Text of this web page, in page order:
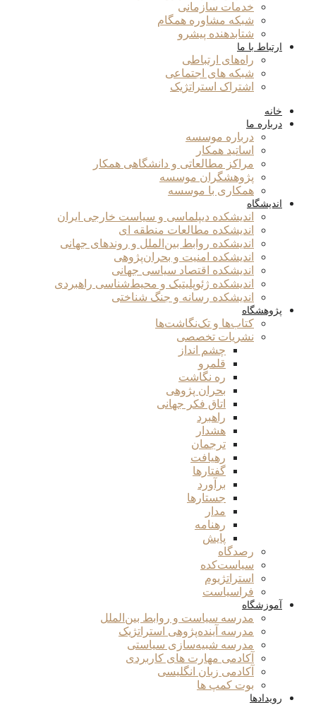
خدمات سازمانی
شبکه مشاوره همگام
شتابدهنده پیشرو
ارتباط با ما
راه‌های ارتباطی
شبکه های اجتماعی
اشتراک استراتژیک
خانه
درباره ما
درباره موسسه
اساتید همکار
مراکز مطالعاتی و دانشگاهی همکار
پژوهشگران موسسه
همکاری با موسسه
اندیشگاه
اندیشکده دیپلماسی و سیاست خارجی ایران
اندیشکده مطالعات منطقه ای
اندیشکده روابط بین‌الملل و روندهای جهانی
اندیشکده امنیت و بحران‌پژوهی
اندیشکده اقتصاد سیاسی جهانی
اندیشکده ژئوپلیتیک و محیط‌شناسی راهبردی
اندیشکده رسانه و جنگ شناختی
پژوهشگاه
کتاب‌ها و تک‌نگاشت‌ها
نشریات تخصصی
چشم انداز
قلمرو
ره نگاشت
بحران پژوهی
اتاق فکر جهانی
راهبرد
هشدار
ترجمان
رهیافت
گفتارها
برآورد
جستارها
مدار
رهنامه
پایش
رصدگاه
سیاست‌کده
استراتژیوم
فراسیاست
آموزشگاه
مدرسه سیاست و روابط بین‌الملل
مدرسه آینده‌پژوهی استراتژیک
مدرسه شبیه‌سازی سیاستی
آکادمی مهارت های کاربردی
آکادمی زبان انگلیسی
بوت کمپ ها
رویدادها